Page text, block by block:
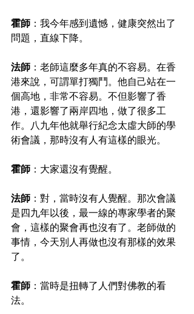
霍師 ：我今年感到遺憾，健康突然出了
問題，直線下降。
法師 ：老師這麼多年真的不容易。在香
港來說，可謂單打獨鬥。他自己站在一
個高地，非常不容易。不但影響了香
港，還影響了兩岸四地，做了很多工
作。八九年他就舉行紀念太虛大師的學
術會議，那時沒有人有這樣的眼光。
霍師 ：大家還沒有覺醒。
法師 ：對，當時沒有人覺醒。那次會議
是四九年以後，最一線的專家學者的聚
會，這樣的聚會再也沒有了。老師做的
事情，今天別人再做也沒有那樣的效果
了。
霍師 ：當時是扭轉了人們對佛教的看
法。